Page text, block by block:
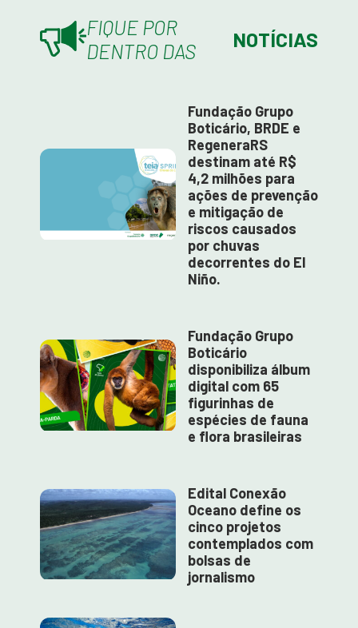
FIQUE POR
DENTRO DAS
NOTÍCIAS
Fundação Grupo
Boticário, BRDE e
RegeneraRS
destinam até R$
4,2 milhões para
ações de prevenção
e mitigação de
riscos causados
por chuvas
decorrentes do El
Niño.
Fundação Grupo
Boticário
disponibiliza álbum
digital com 65
figurinhas de
espécies de fauna
e flora brasileiras
Edital Conexão
Oceano define os
cinco projetos
contemplados com
bolsas de
jornalismo